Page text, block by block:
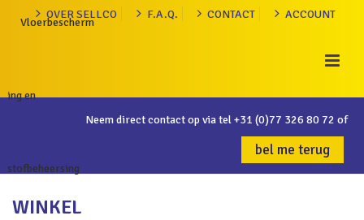
OVER SELLCO F.A.Q. CONTACT ACCOUNT
Neem direct contact op via tel+31 (0)77 326 80 72 of
bel me terug
WINKEL